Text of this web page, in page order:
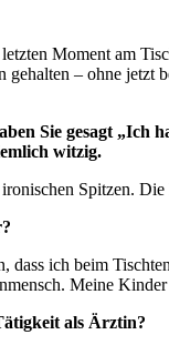
Moment am
gehalten – ohne jetzt
Sie gesagt
witzig.
Spitzen.
dass ich beim
Meine
als Ärztin?